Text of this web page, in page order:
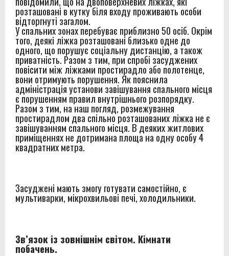
розташовані в кутку біля входу проживають особи
відторгнуті загалом.
У спальних зонах перебуває приблизно 50 осіб. Окрім
того, деякі ліжка розташовані близько одне до
одного, що порушує соціальну дистанцію, а також
приватність. Разом з тим, при спробі засуджених
повісити між ліжками простирадло або полотенце,
вони отримують порушення. Як пояснила
адміністрація установи завішування спального місця
є порушенням правил внутрішнього розпорядку.
Разом з тим, на наш погляд, розмежування
простирадлом два спільно розташованих ліжка не є
завішуванням спального місця. В деяких житлових
приміщеннях не дотримана площа на одну особу 4
квадратних метра.
Засуджені мають змогу готувати самостійно, є
мультиварки, мікрохвильові печі, холодильники.
Зв’язок із зовнішнім світом. Кімнати
побачень.